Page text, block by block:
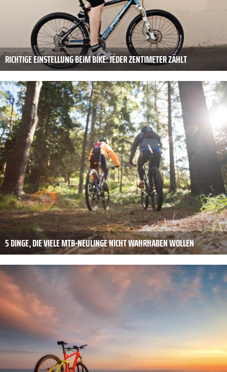
RICHTIGE EINSTELLUNG BEIM BIKE: JEDER ZENTIMETER ZÄHLT
5 DINGE, DIE VIELE MTB-NEULINGE NICHT WAHRHABEN WOLLEN